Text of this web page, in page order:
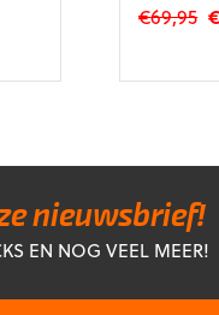
€69,95
product
optie
gekozen
nieuwsbrief!
EN NOG VEEL MEER!